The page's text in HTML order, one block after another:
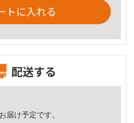
トに入れる
配送する
届け予定です。